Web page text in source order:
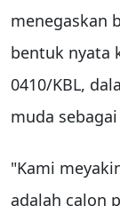
menegaskan
bentuk nyata
0410/KBL,
muda
"Kami
adalah calon